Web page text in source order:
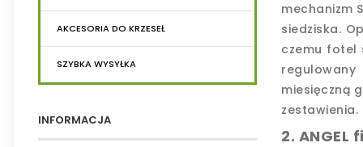
AKCESORIA DO KRZESEŁ
SZYBKA WYSYŁKA
INFORMACJA
mechanizm
siedziska.
czemu fotel
miesięczną
zestawienia.
2.